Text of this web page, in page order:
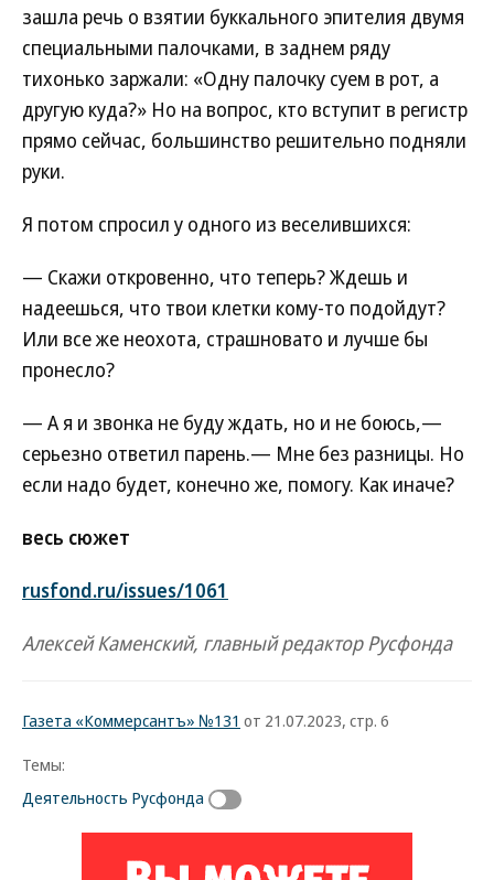
зашла речь о взятии буккального эпителия двумя
специальными палочками, в заднем ряду
тихонько заржали: «Одну палочку суем в рот, а
другую куда?» Но на вопрос, кто вступит в регистр
прямо сейчас, большинство решительно подняли
руки.
Я потом спросил у одного из веселившихся:
— Скажи откровенно, что теперь? Ждешь и
надеешься, что твои клетки кому-то подойдут?
Или все же неохота, страшновато и лучше бы
пронесло?
— А я и звонка не буду ждать, но и не боюсь,—
серьезно ответил парень.— Мне без разницы. Но
если надо будет, конечно же, помогу. Как иначе?
весь сюжет
rusfond.ru/issues/1061
Алексей Каменский, главный редактор Русфонда
Газета «Коммерсантъ» №131 от 21.07.2023, стр. 6
Темы:
Деятельность Русфонда